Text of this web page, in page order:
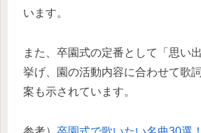
います。
また、卒園式の定番として「思い
挙げ、園の活動内容に合わせて歌
案も示されています。